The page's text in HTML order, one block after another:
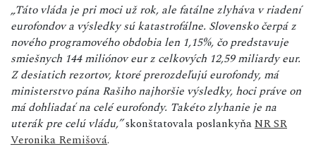
„Táto vláda je pri moci už rok, ale fatálne zlyháva v riadení
eurofondov a výsledky sú katastrofálne. Slovensko čerpá z
nového programového obdobia len 1,15%, čo predstavuje
smiešnych 144 miliónov eur z celkových 12,59 miliardy eur.
Z desiatich rezortov, ktoré prerozdeľujú eurofondy, má
ministerstvo pána Rašiho najhoršie výsledky, hoci práve on
má dohliadať na celé eurofondy. Takéto zlyhanie je na
uterák pre celú vládu,”skonštatovala poslankyňaNR SR
Veronika Remišová.